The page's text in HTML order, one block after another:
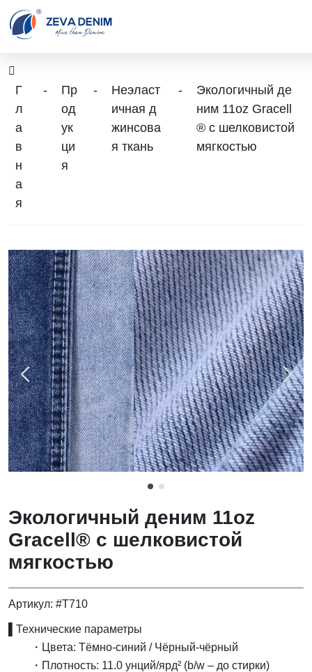
Г
л
а
в
н
а
я
-
Пр
од
ук
ци
я
-
Неэласт
ичная д
жинсова
я ткань
-
Экологичный де
ним 11oz Gracell
® с шелковистой
мягкостью
Экологичный деним 11oz
Gracell® с шелковистой
мягкостью
Артикул: #T710
▌Технические параметры
・Цвета: ​Тёмно-синий / ​Чёрный-чёрный
・Плотность: ​11.0 унций/ярд² (b/w – до стирки)